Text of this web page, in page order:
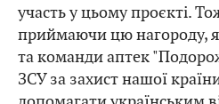
участь у цьому проєкті.
приймаючи цю нагороду, я
та команди аптек
ЗСУ за захист нашої